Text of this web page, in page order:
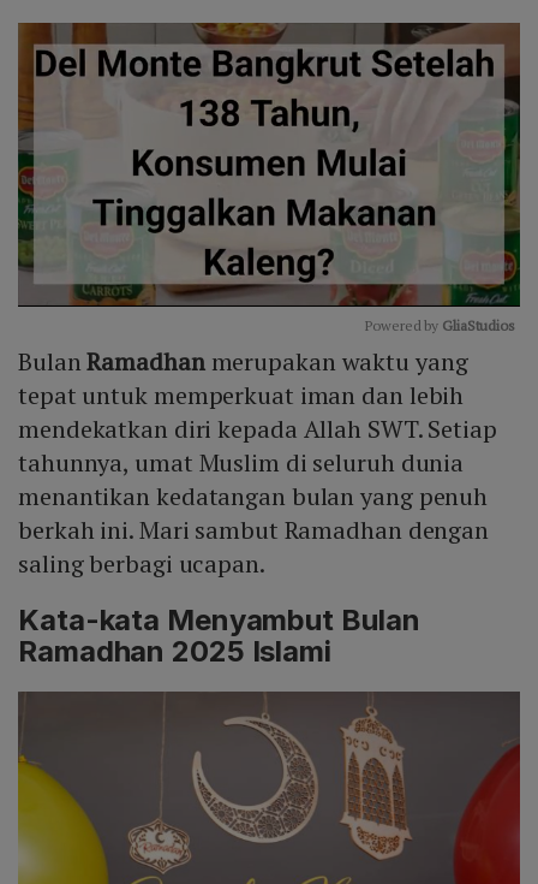
Mute
Powered by GliaStudios
BulanRamadhanmerupakan waktu yang
tepat untuk memperkuat iman dan lebih
mendekatkan diri kepada Allah SWT. Setiap
tahunnya, umat Muslim di seluruh dunia
menantikan kedatangan bulan yang penuh
berkah ini. Mari sambut Ramadhan dengan
saling berbagi ucapan.
Kata-kata Menyambut Bulan
Ramadhan 2025 Islami